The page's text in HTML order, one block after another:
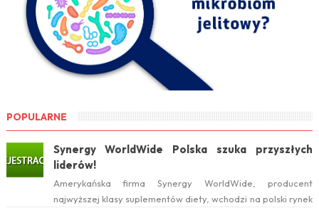
POPULARNE
Synergy WorldWide Polska szuka przyszłych
liderów!
Amerykańska firma Synergy WorldWide, producent
najwyższej klasy suplementów diety, wchodzi na polski rynek